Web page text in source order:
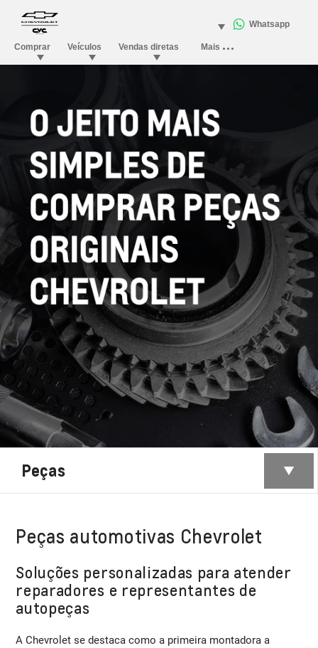
Peças
Peças automotivas Chevrolet
Soluções personalizadas para atender
reparadores e representantes de
autopeças
A Chevrolet se destaca como a primeira montadora a